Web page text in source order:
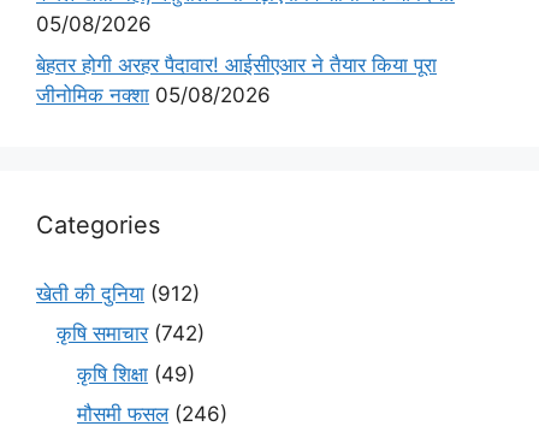
05/08/2026
बेहतर होगी अरहर पैदावार! आईसीएआर ने तैयार किया पूरा
जीनोमिक नक्शा 05/08/2026
Categories
खेती की दुनिया (912)
कृषि समाचार(742)
कृषि शिक्षा (49)
मौसमी फसल(246)